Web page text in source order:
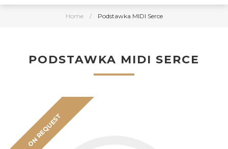
Home / Podstawka MIDI Serce
PODSTAWKA MIDI SERCE
ON REQUEST